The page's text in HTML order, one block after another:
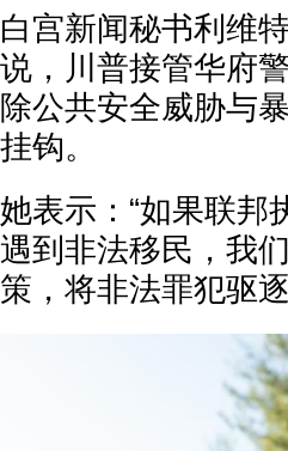
白宫新闻秘书利维
说，川普接管华府
除公共安全威胁与
挂钩。
她表示：“如果联邦
遇到非法移民，我
策，将非法罪犯驱